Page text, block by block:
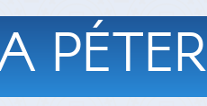
PÉTER